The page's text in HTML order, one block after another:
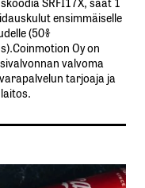
​ensimmäiselle​
​(50%​
Oy on
valvoma
tarjoaja ja